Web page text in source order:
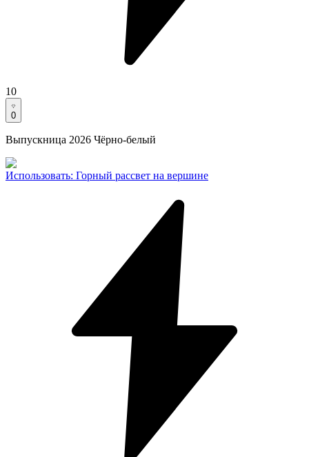
10
0
Выпускница 2026 Чёрно-белый
Использовать: Горный рассвет на вершине